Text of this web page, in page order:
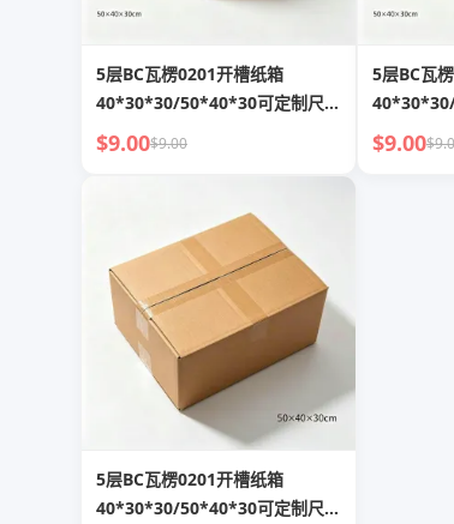
5层BC瓦楞0201开槽纸箱
40*30*30/50*40*30可定制尺寸
及印刷
$9.00$9.00
5层BC瓦
及印刷
$9.00
5层BC瓦楞0201开槽纸箱
40*30*30/50*40*30可定制尺寸